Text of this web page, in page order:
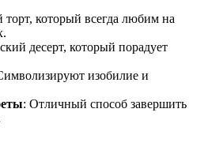
который всегда любим на
десерт, который порадует
изобилие и
: Отличный способ завершить